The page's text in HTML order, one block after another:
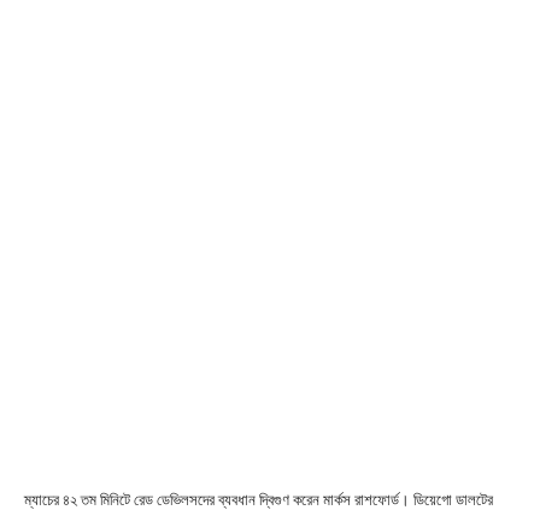
ম্যাচের ৪২ তম মিনিটে রেড ডেভিলসদের ব্যবধান দ্বিগুণ করেন মার্কস রাশফোর্ড। ডিয়েগো ডালটের